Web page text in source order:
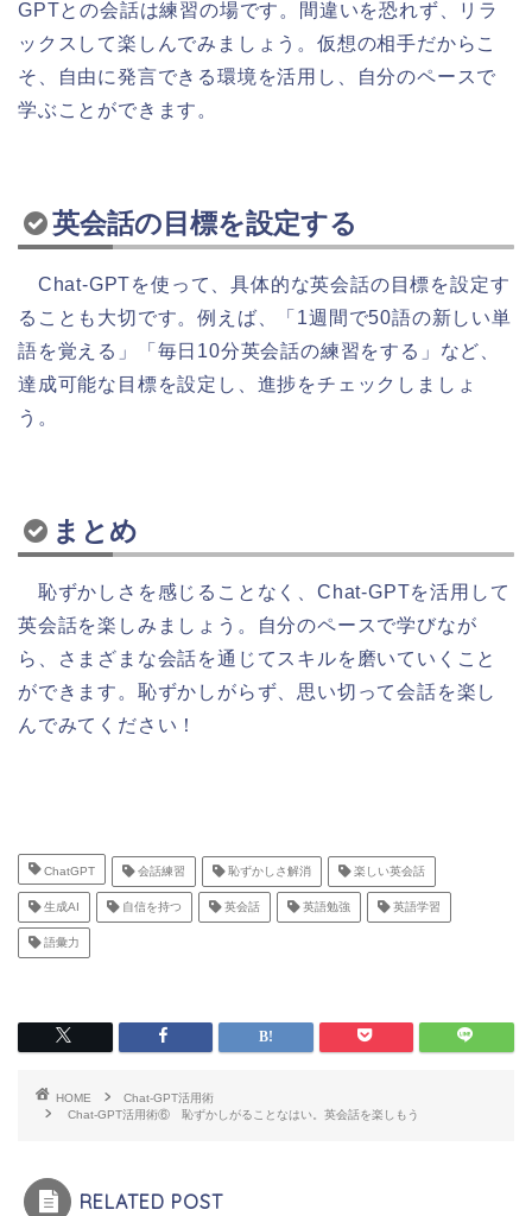
GPTとの会話は練習の場です。間違いを恐れず、リラ
ックスして楽しんでみましょう。仮想の相手だからこ
そ、自由に発言できる環境を活用し、自分のペースで
学ぶことができます。
英会話の目標を設定する
Chat-GPTを使って、具体的な英会話の目標を設定す
ることも大切です。例えば、「1週間で50語の新しい単
語を覚える」「毎日10分英会話の練習をする」など、
達成可能な目標を設定し、進捗をチェックしましょ
う。
まとめ
恥ずかしさを感じることなく、Chat-GPTを活用して
英会話を楽しみましょう。自分のペースで学びなが
ら、さまざまな会話を通じてスキルを磨いていくこと
ができます。恥ずかしがらず、思い切って会話を楽し
んでみてください！
ChatGPT 会話練習 恥ずかしさ解消 楽しい英会話
生成AI 自信を持つ 英会話 英語勉強 英語学習
語彙力
HOME
Chat-GPT活用術
Chat-GPT活用術⑥ 恥ずかしがることなはい。英会話を楽しもう
RELATED POST